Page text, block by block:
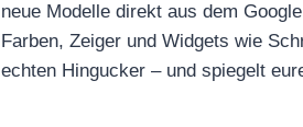
neue Modelle direkt aus dem
Farben, Zeiger und Widgets wie
echten Hingucker – und spiegelt